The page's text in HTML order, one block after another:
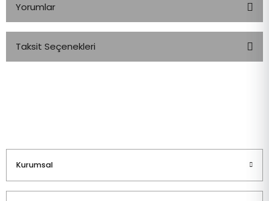
Yorumlar
Taksit Seçenekleri
Kurumsal